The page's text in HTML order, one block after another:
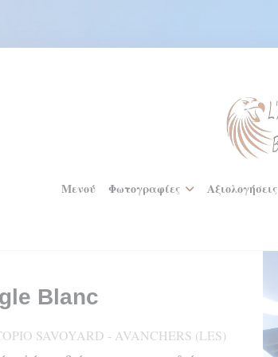
Μενού Φωτογραφίες Αξιολογήσεις
Blanc
SAVOYARD - AVANCHERS (LES)